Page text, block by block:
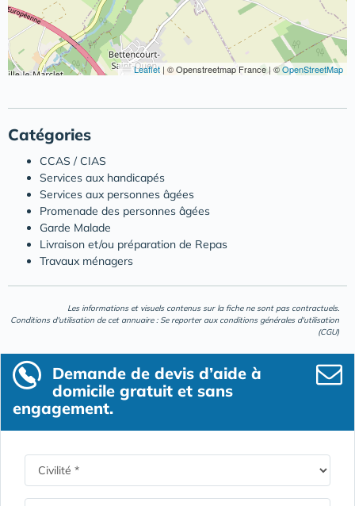
Leaflet | © Openstreetmap France | ©OpenStreetMap
Catégories
CCAS / CIAS
Services aux handicapés
Services aux personnes âgées
Promenade des personnes âgées
Garde Malade
Livraison et/ou préparation de Repas
Travaux ménagers
Les informations et visuels contenus sur la fiche ne sont pas contractuels.
Conditions d'utilisation de cet annuaire : Se reporter aux conditions générales d'utilisation
(CGU)
Demande de devis d’aide à
domicile gratuit et sans
engagement.